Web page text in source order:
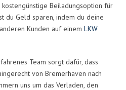
Beiladungsoption für
du Geld sparen, indem du deine
Kunden auf einem LKW
Team sorgt dafür, dass
von Bremerhaven nach
uns um das Verladen, den